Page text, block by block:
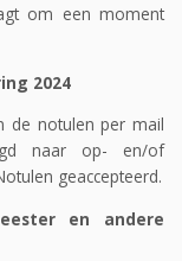
om een moment
2024
de notulen per mail
naar op- en/of
geaccepteerd.
en andere